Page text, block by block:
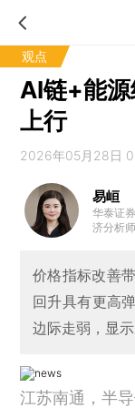
观点
AI链+能
上行
2026年05月28日
易峘
华泰证
济分析
价格指标改善
回升具有更高
边际走弱，显
江苏南通，半